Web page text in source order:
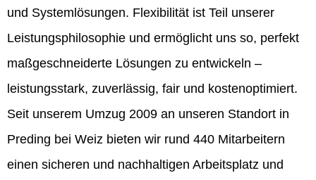
und Systemlösungen. Flexibilität ist Teil unserer
Leistungsphilosophie und ermöglicht uns so, perfekt
maßgeschneiderte Lösungen zu entwickeln –
leistungsstark, zuverlässig, fair und kostenoptimiert.
Seit unserem Umzug 2009 an unseren Standort in
Preding bei Weiz bieten wir rund 440 Mitarbeitern
einen sicheren und nachhaltigen Arbeitsplatz und